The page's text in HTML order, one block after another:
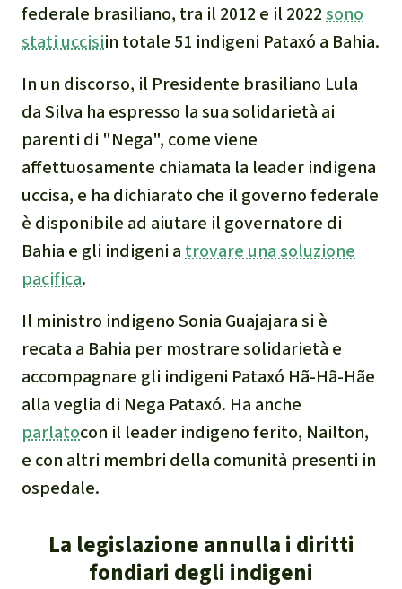
federale brasiliano, tra il 2012 e il 2022sono
stati uccisiin totale 51 indigeni Pataxó a Bahia.
In un discorso, il Presidente brasiliano Lula
da Silva ha espresso la sua solidarietà ai
parenti di "Nega", come viene
affettuosamente chiamata la leader indigena
uccisa, e ha dichiarato che il governo federale
è disponibile ad aiutare il governatore di
Bahia e gli indigeni a trovare una soluzione
pacifica.
Il ministro indigeno Sonia Guajajara si è
recata a Bahia per mostrare solidarietà e
accompagnare gli indigeni Pataxó Hã-Hã-Hãe
alla veglia di Nega Pataxó. Ha anche
parlatocon il leader indigeno ferito, Nailton,
e con altri membri della comunità presenti in
ospedale.
La legislazione annulla i diritti
fondiari degli indigeni